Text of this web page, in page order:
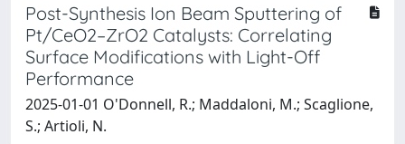
Post-Synthesis Ion Beam Sputtering of
Pt/CeO2–ZrO2 Catalysts: Correlating
Surface Modifications with Light-Off
Performance
2025-01-01 O'Donnell, R.; Maddaloni, M.; Scaglione,
S.; Artioli, N.